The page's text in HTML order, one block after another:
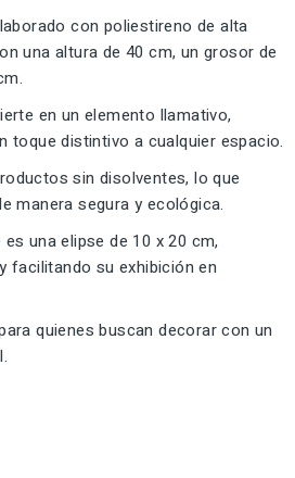
con poliestireno de alta
una altura de 40 cm, un grosor de
en un elemento llamativo,
toque distintivo a cualquier espacio.
sin disolventes, lo que
manera segura y ecológica.
una elipse de 10 x 20 cm,
facilitando su exhibición en
quienes buscan decorar con un